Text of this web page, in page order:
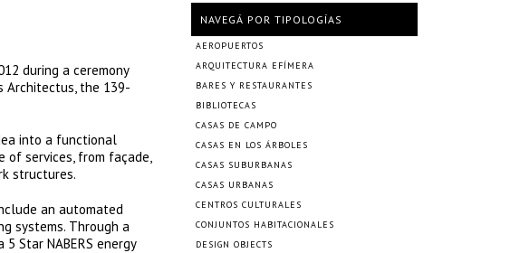
during a ceremony
Architectus, the 139-
into a functional
of services, from façade,
structures.
an automated
systems. Through a
Star NABERS energy
NAVEGÁ POR TIPOLOGÍAS
AEROPUERTOS
ARQUITECTURA EFÍMERA
BARES Y RESTAURANTES
BIBLIOTECAS
CASAS DE CAMPO
CASAS EN LOS ÁRBOLES
CASAS SUBURBANAS
CASAS URBANAS
CENTROS CULTURALES
CONJUNTOS HABITACIONALES
DESIGN OBJECTS